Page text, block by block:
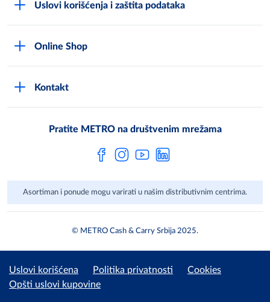
Često postavljana pitanja
Uslovi korišćenja i zaštita podataka
Online Shop
Kontakt
Pratite METRO na društvenim mrežama
Asortiman i ponude mogu varirati u našim distributivnim centrima.
© METRO Cash & Carry Srbija 2025.
Uslovi korišćena Politika privatnosti
Cookies
Opšti uslovi kupovine